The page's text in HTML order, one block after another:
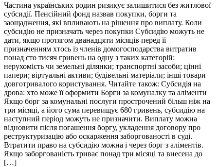
Частина українських родин ризикує залишитися без житлової
субсидії. Пенсійний фонд назвав покупки, борги та
заощадження, які впливають на рішення про виплату. Коли
субсидію не призначать через покупки Субсидію можуть не
дати, якщо протягом дванадцяти місяців перед її
призначенням хтось із членів домогосподарства витратив
понад сто тисяч гривень на одну з таких категорій:
нерухомість чи земельні ділянки; транспортні засоби; цінні
папери; віртуальні активи; будівельні матеріали; інші товари
довготривалого користування. Читайте також: Субсидія на
дрова: хто може її оформити Борги за комуналку та аліменти
Якщо борг за комунальні послуги прострочений більш ніж на
три місяці, а його сума перевищує 680 гривень, субсидію на
наступний період можуть не призначити. Виплату можна
відновити після погашення боргу, укладення договору про
реструктуризацію або оскарження заборгованості в суді.
Втратити право на субсидію можна і через борг з аліментів.
Якщо заборгованість триває понад три місяці та внесена до
[…]